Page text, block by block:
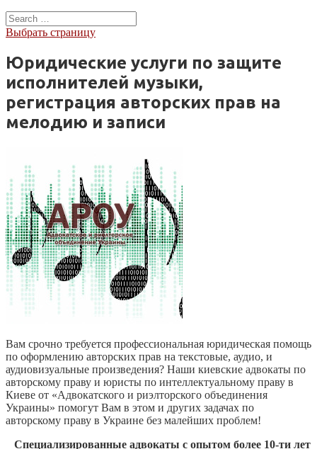
Выбрать страницу
Юридические услуги по защите
исполнителей музыки,
регистрация авторских прав на
мелодию и записи
Вам срочно требуется профессиональная юридическая помощь
по оформлению авторских прав на текстовые, аудио, и
аудиовизуальные произведения? Наши киевские адвокаты по
авторскому праву и юристы по интеллектуальному праву в
Киеве от «Адвокатского и риэлторского объединения
Украины» помогут Вам в этом и других задачах по
авторскому праву в Украине без малейших проблем!
Специализированные адвокаты с опытом более 10-ти лет